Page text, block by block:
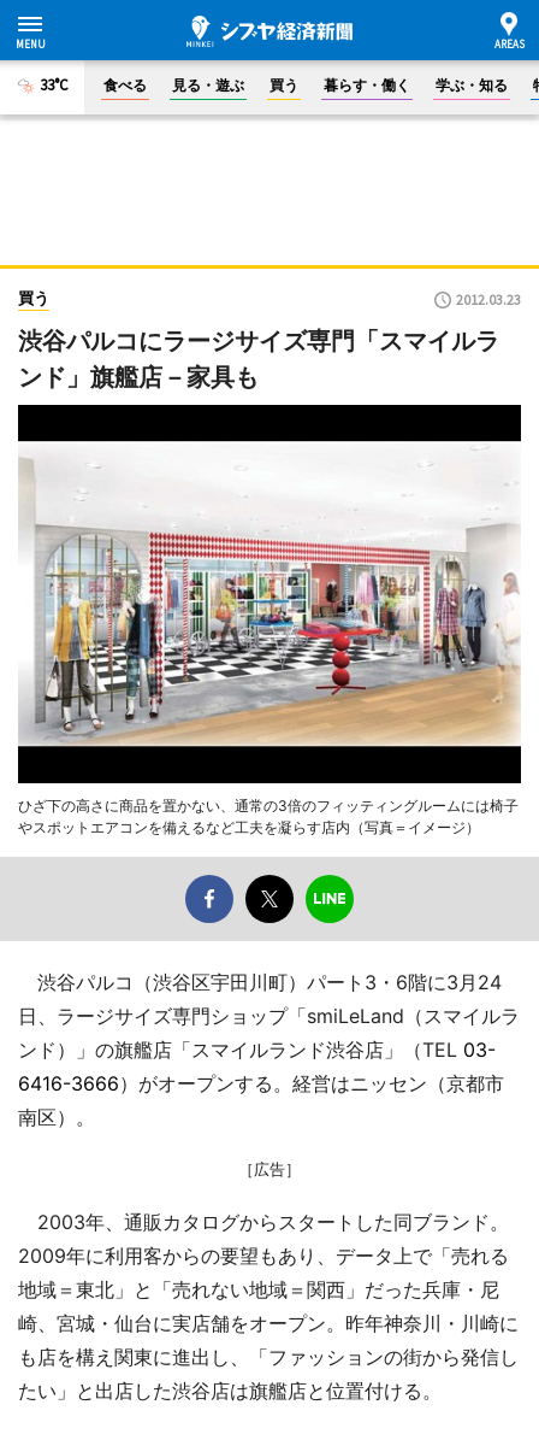
33°C 食べる 見る・遊ぶ 買う 暮らす・働く 学ぶ・知る
買う 2012.03.23
渋谷パルコにラージサイズ専門「スマイルラ
ンド」旗艦店－家具も
ひざ下の高さに商品を置かない、通常の3倍のフィッティングルームには椅子
やスポットエアコンを備えるなど工夫を凝らす店内（写真＝イメージ）
渋谷パルコ（渋谷区宇田川町）パート3・6階に3月24
日、ラージサイズ専門ショップ「smiLeLand（スマイルラ
ンド）」の旗艦店「スマイルランド渋谷店」（TEL 03-
6416-3666）がオープンする。経営はニッセン（京都市
南区）。
［広告］
2003年、通販カタログからスタートした同ブランド。
2009年に利用客からの要望もあり、データ上で「売れる
地域＝東北」と「売れない地域＝関西」だった兵庫・尼
崎、宮城・仙台に実店舗をオープン。昨年神奈川・川崎に
も店を構え関東に進出し、「ファッションの街から発信し
たい」と出店した渋谷店は旗艦店と位置付ける。